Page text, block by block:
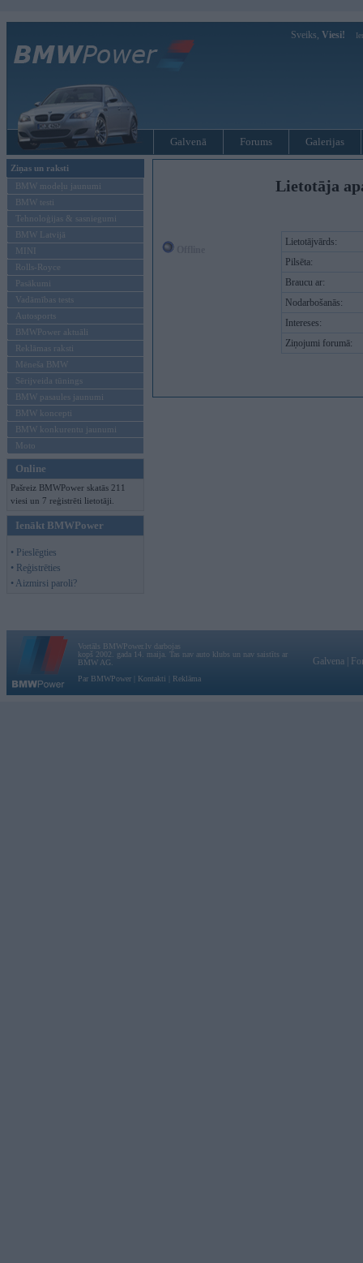
Sveiks, Viesi!
Galvenā Forums Galerijas
Ziņas un raksti
BMW modeļu jaunumi
BMW testi
Tehnoloģijas & sasniegumi
BMW Latvijā
MINI
Rolls-Royce
Pasākumi
Vadāmības tests
Autosports
BMWPower aktuāli
Reklāmas raksti
Mēneša BMW
Sērijveida tūnings
BMW pasaules jaunumi
BMW koncepti
BMW konkurentu jaunumi
Moto
Online
Pašreiz BMWPower skatās 211
viesi un 7 reģistrēti lietotāji.
Ienākt BMWPower
• Pieslēgties
• Reģistrēties
• Aizmirsi paroli?
Lietotāja
Lietotājvārds:
Pilsēta:
Braucu ar:
Nodarbošanās:
Intereses:
Ziņojumi forumā:
Vortāls BMWPower.lv darbojas
kopš 2002. gada 14. maija. Tas nav auto klubs un nav saistīts ar
BMW AG.
Par BMWPower
Kontakti Reklāma
Galvena